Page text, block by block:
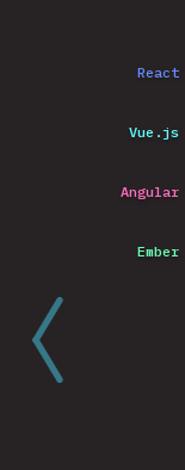
React
Vue.js
Angular
Ember